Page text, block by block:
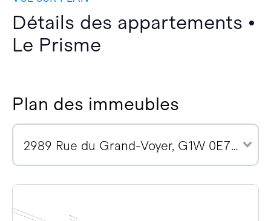
Détails des appartements •
Le Prisme
Plan des immeubles
2989 Rue du Grand-Voyer, G1W 0E7 (2)